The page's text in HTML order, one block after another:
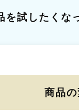
を試したくな
商品